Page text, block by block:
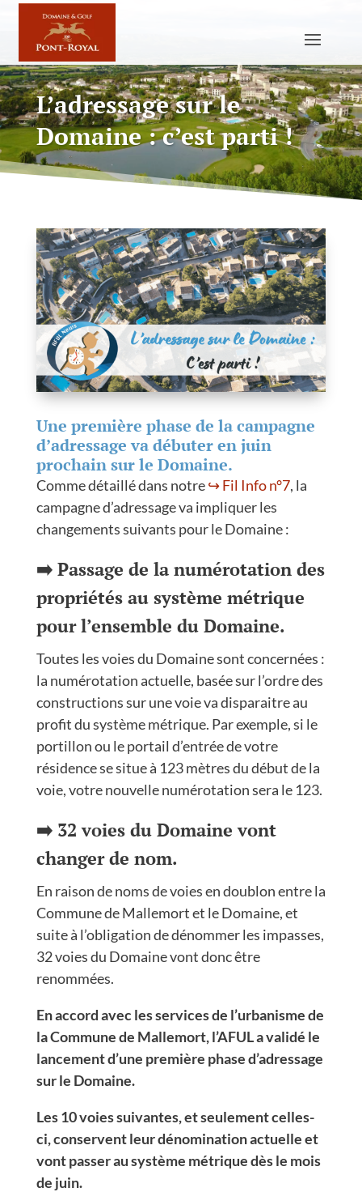
L’adressage sur le
Domaine : c’est parti !
Une première phase de la campagne
d’adressage va débuter en juin
prochain sur le Domaine.
Comme détaillé dans notre↪️ Fil Info n°7, la
campagne d’adressage va impliquer les
changements suivants pour le Domaine :
➡️ Passage de la numérotation des
propriétés au système métrique
pour l’ensemble du Domaine.
Toutes les voies du Domaine sont concernées :
la numérotation actuelle, basée sur l’ordre des
constructions sur une voie va disparaitre au
profit du système métrique. Par exemple, si le
portillon ou le portail d’entrée de votre
résidence se situe à 123 mètres du début de la
voie, votre nouvelle numérotation sera le 123.
➡️ 32 voies du Domaine vont
changer de nom.
En raison de noms de voies en doublon entre la
Commune de Mallemort et le Domaine, et
suite à l’obligation de dénommer les impasses,
32 voies du Domaine vont donc être
renommées.
En accord avec les services de l’urbanisme de
la Commune de Mallemort, l’AFUL a validé le
lancement d’une première phase d’adressage
sur le Domaine.
Les 10 voies suivantes, et seulement celles-
ci, conservent leur dénomination actuelle et
vont passer au système métrique dès le mois
de juin.